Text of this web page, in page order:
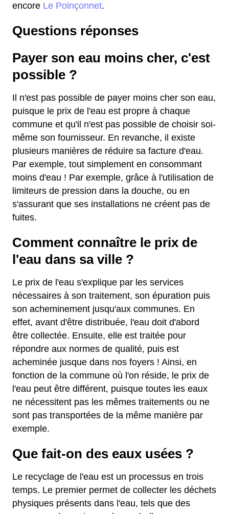
encore Le Poinçonnet.
Questions réponses
Payer son eau moins cher, c'est
possible ?
Il n'est pas possible de payer moins cher son eau,
puisque le prix de l'eau est propre à chaque
commune et qu'il n'est pas possible de choisir soi-
même son fournisseur. En revanche, il existe
plusieurs manières de réduire sa facture d'eau.
Par exemple, tout simplement en consommant
moins d'eau ! Par exemple, grâce à l'utilisation de
limiteurs de pression dans la douche, ou en
s'assurant que ses installations ne créent pas de
fuites.
Comment connaître le prix de
l'eau dans sa ville ?
Le prix de l'eau s'explique par les services
nécessaires à son traitement, son épuration puis
son acheminement jusqu'aux communes. En
effet, avant d'être distribuée, l'eau doit d'abord
être collectée. Ensuite, elle est traitée pour
répondre aux normes de qualité, puis est
acheminée jusque dans nos foyers ! Ainsi, en
fonction de la commune où l'on réside, le prix de
l'eau peut être différent, puisque toutes les eaux
ne nécessitent pas les mêmes traitements ou ne
sont pas transportées de la même manière par
exemple.
Que fait-on des eaux usées ?
Le recyclage de l'eau est un processus en trois
temps. Le premier permet de collecter les déchets
physiques présents dans l'eau, tels que des